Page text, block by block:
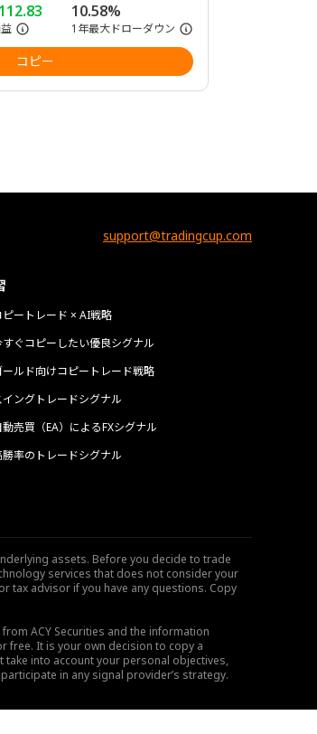
10.58%
1年最大ドローダウン
コピー
support@tradingcup.com
ピートレード × AI戦略
すぐコピーしたい優良シグナル
ールド向けコピートレード戦略
イングトレードシグナル
動売買（EA）によるFXシグナル
勝率のトレードシグナル
assets. Before you decide to trade
services that does not consider your
tax advisor if you have any questions. Copy
ACY Securities and the information
free. It is your own decision to copy a
into account your personal objectives,
in any signal provider’s strategy.